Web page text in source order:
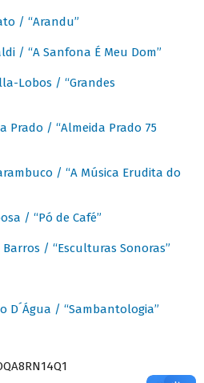
/ “Arandu”
/ “A Sanfona É Meu Dom”
Lobos / “Grandes
Prado / “Almeida Prado 75
/ “A Música Erudita do
/ “Pó de Café”
/ “Esculturas Sonoras”
D´Água / “Sambantologia”